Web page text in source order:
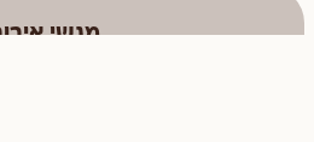
מגשי